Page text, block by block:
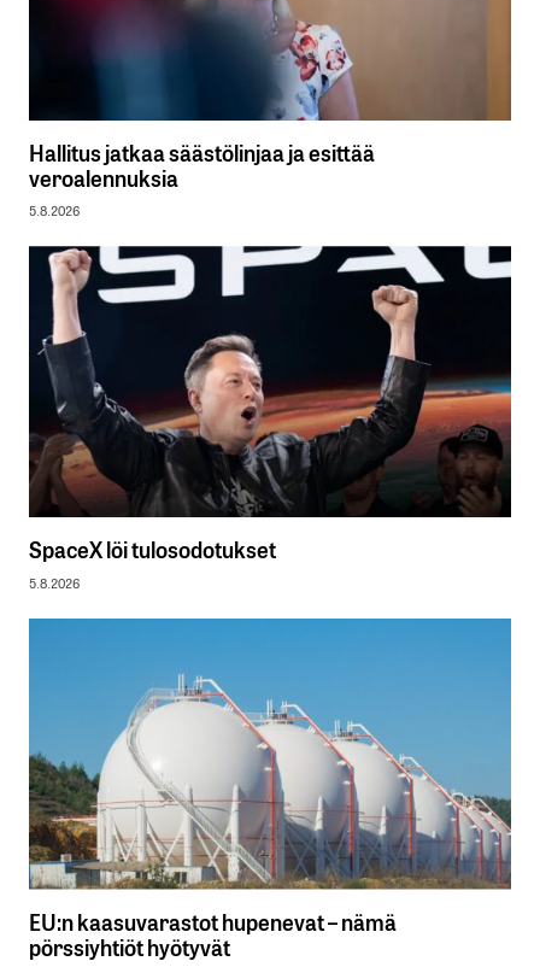
Hallitus jatkaa säästölinjaa ja esittää
veroalennuksia
5.8.2026
SpaceX löi tulosodotukset
5.8.2026
EU:n kaasuvarastot hupenevat – nämä
pörssiyhtiöt hyötyvät